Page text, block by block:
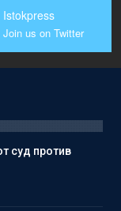
Istokpress
Join us on Twitter
суд против